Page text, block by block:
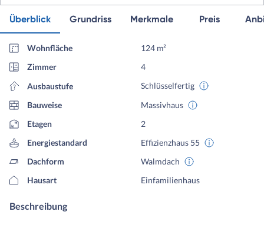
Überblick Grundriss Merkmale Preis
Wohnfläche
124 m²
Zimmer
4
Ausbaustufe
Schlüsselfertig
Bauweise
Massivhaus
Etagen
2
Energiestandard
Effizienzhaus 55
Dachform
Walmdach
Hausart
Einfamilienhaus
Beschreibung